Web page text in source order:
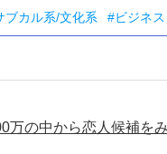
ブカル系/文化系 ビジネス
万の中から恋人候補を